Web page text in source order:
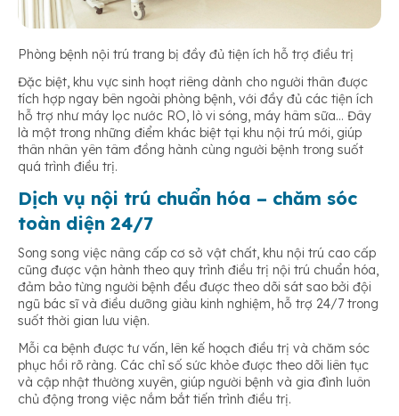
Phòng bệnh nội trú trang bị đầy đủ tiện ích hỗ trợ điều trị
Đặc biệt, khu vực sinh hoạt riêng dành cho người thân được
tích hợp ngay bên ngoài phòng bệnh, với đầy đủ các tiện ích
hỗ trợ như máy lọc nước RO, lò vi sóng, máy hâm sữa… Đây
là một trong những điểm khác biệt tại khu nội trú mới, giúp
thân nhân yên tâm đồng hành cùng người bệnh trong suốt
quá trình điều trị.
Dịch vụ nội trú chuẩn hóa – chăm sóc
toàn diện 24/7
Song song việc nâng cấp cơ sở vật chất, khu nội trú cao cấp
cũng được vận hành theo quy trình điều trị nội trú chuẩn hóa,
đảm bảo từng người bệnh đều được theo dõi sát sao bởi đội
ngũ bác sĩ và điều dưỡng giàu kinh nghiệm, hỗ trợ 24/7 trong
suốt thời gian lưu viện.
Mỗi ca bệnh được tư vấn, lên kế hoạch điều trị và chăm sóc
phục hồi rõ ràng. Các chỉ số sức khỏe được theo dõi liên tục
và cập nhật thường xuyên, giúp người bệnh và gia đình luôn
chủ động trong việc nắm bắt tiến trình điều trị.